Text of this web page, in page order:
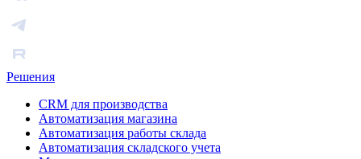
Решения
CRM для производства
Автоматизация магазина
Автоматизация работы склада
Автоматизация складского учета